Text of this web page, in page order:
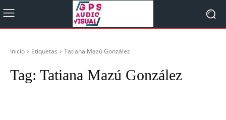
Inicio Etiquetas Tatiana Mazú González
Tag: Tatiana Mazú González